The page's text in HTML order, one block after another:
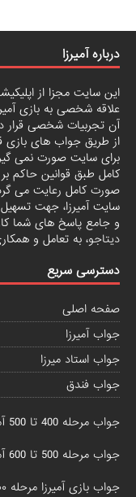
درباره آمیرزا
این سایت مجزا از
علاقه شخصی به بازی
آن تجربیات شخصی قرار
از طریق جواب های بازی
برای سایت صورت نمی
کامل طبق قوانین حاکم
صورت کامل رعایت می
سایت آمیرزا، جهت
و جامع پاسخ های شما
دیتاجو، به تعامل و
دسترسی سریع
صفحه اصلی
جواب آمیرزا
جواب استاد میرزا
جواب فندق
جواب مرحله 400 تا 500 آمیرزا
جواب مرحله 500 تا 600 آمیرزا
جواب بازی آمیرزا مرحله ۱۰۰۰ تا ۲۰۰۰